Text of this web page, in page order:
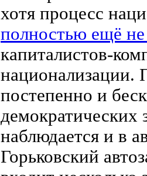
хотя процесс
полностью ещё
капиталистов-
национализации.
постепенно и
демократических
наблюдается и в
Горьковский